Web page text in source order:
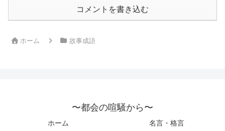
コメントを書き込む
ホーム 故事成語
〜都会の喧騒から〜
ホーム
名言・格言